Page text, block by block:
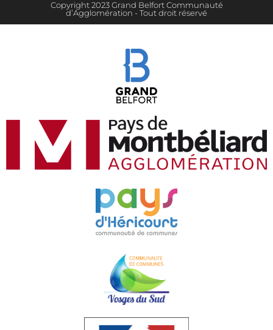
Copyright 2023 Grand Belfort Communauté
d’Agglomération - Tout droit réservé